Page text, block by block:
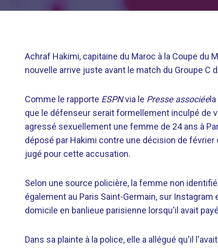
Achraf Hakimi, capitaine du Maroc à la Coupe du
nouvelle arrive juste avant le match du Groupe C
Comme le rapporte ESPNvia le Presse associée
que le défenseur serait formellement inculpé de
agressé sexuellement une femme de 24 ans à
déposé par Hakimi contre une décision de
jugé pour cette accusation.
Selon une source policière, la femme non
également au Paris Saint-Germain, sur
domicile en banlieue parisienne lorsqu'il avait
Dans sa plainte à la police, elle a allégué qu'il